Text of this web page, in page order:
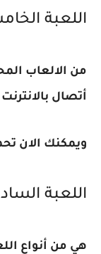
اللعبة
من الالعاب
أتصال
ويمكنك الان
اللعبة
هي من أنواع